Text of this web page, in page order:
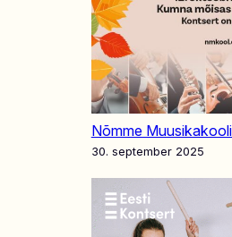
Nõmme
30. september 2025